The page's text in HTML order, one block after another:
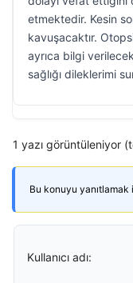
etmektedir. Kesin
kavuşacaktır.
ayrıca bilgi
sağlığı dileklerimi
1 yazı görüntüleniyor
Bu konuyu yanıtlamak
Kullanıcı adı: